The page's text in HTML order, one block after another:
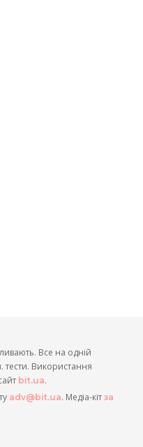
Все на одній
тести. Використання
bit.ua.
adv@bit.ua. Медіа-кіт за